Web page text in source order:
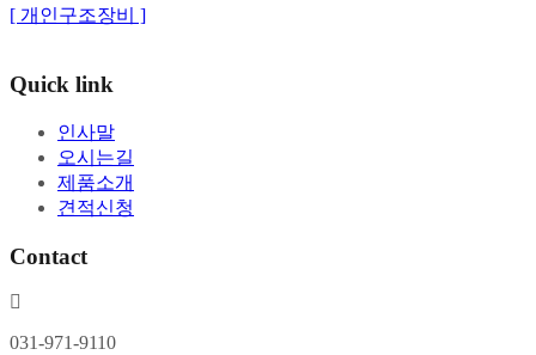
[ 개인구조장비 ]
Quick link
인사말
오시는길
제품소개
견적신청
Contact
031-971-9110